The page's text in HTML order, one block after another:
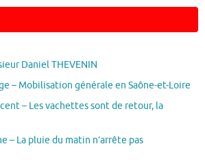
Daniel THEVENIN
– Mobilisation générale en Saône-et-Loire
– Les vachettes sont de retour, la
– La pluie du matin n’arrête pas